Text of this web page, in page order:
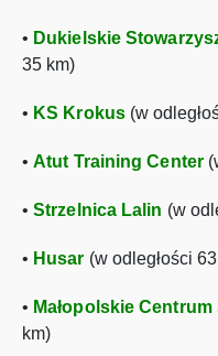
• Dukielskie
35 km)
• KS Krokus(w
• Atut Training Center
• Strzelnica Lalin (w
• Husar (w odległości
• Małopolskie
km)